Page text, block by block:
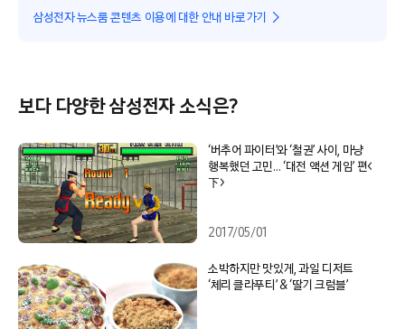
삼성전자 뉴스룸 콘텐츠 이용에 대한 안내 바로가기
보다 다양한 삼성전자 소식은?
‘버추어 파이터’와 ‘철권’ 사이, 마냥
행복했던 고민… ‘대전 액션 게임’ 편<
下>
2017/05/01
소박하지만 맛있게, 과일 디저트
‘체리 클라푸티’ & ‘딸기 크럼블’